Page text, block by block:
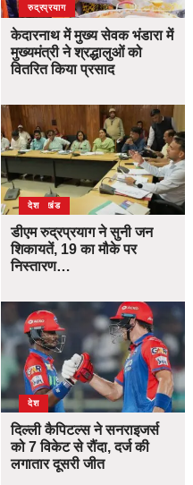
उत्तराखंड
देश
रुद्रप्रयाग
केदारनाथ में मुख्य सेवक भंडारा में
मुख्यमंत्री ने श्रद्धालुओं को
वितरित किया प्रसाद
उत्तराखंड
देश
डीएम रुद्रप्रयाग ने सुनी जन
शिकायतें, 19 का मौके पर
निस्तारण…
देश
दिल्ली कैपिटल्स ने सनराइजर्स
को 7 विकेट से रौंदा, दर्ज की
लगातार दूसरी जीत